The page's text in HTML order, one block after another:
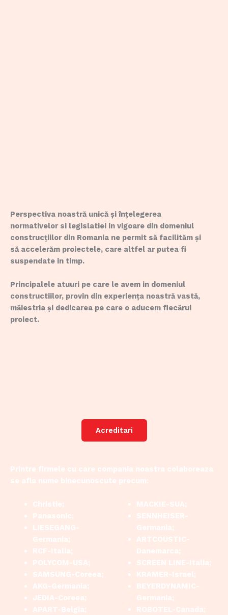
Perspectiva noastră unică și înțelegerea
normativelor si legislatiei in vigoare din domeniul
construcțiilor din Romania ne permit să facilităm și
să accelerăm proiectele, care altfel ar putea fi
suspendate in timp.
Principalele atuuri pe care le avem in domeniul
constructiilor, provin din experiența noastră vastă,
măiestria și dedicarea pe care o aducem fiecărui
proiect.
Acreditari
Printre firmele cu care compania noastra colaboreaza
se afla nume binecunoscute precum:
Christie;
Panasonic;
LIESEGANG-
Germania;
RCF-Italia;
POLYCOM-USA;
SAMSUNG-Coreea;
AKG-Germania;
JEDIA-Coreea;
APART-Belgia;
MACKIE-SUA;
SENNHEISER-
Germania;
ARTCOUSTIC-
Danemarca;
SCREEN LINE-Italia;
KRAMER-Israel;
BEYERDYNAMIC-
Germania;
ROBOTEL-Canada;